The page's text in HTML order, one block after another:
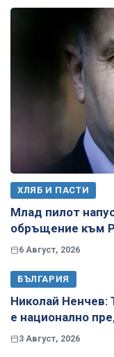
ХЛЯБ И ПАСТИ
Млад пилот
обръщение към
6 Август, 2026
БЪЛГАРИЯ
Николай Ненчев:
е национално
3 Август, 2026